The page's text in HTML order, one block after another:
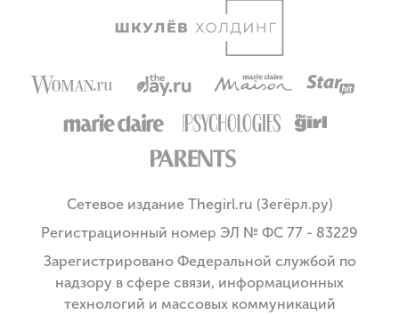
Сетевое издание Thegirl.ru (Зегёрл.ру)
Регистрационный номер ЭЛ № ФС 77 - 83229
Зарегистрировано Федеральной службой по
надзору в сфере связи, информационных
технологий и массовых коммуникаций